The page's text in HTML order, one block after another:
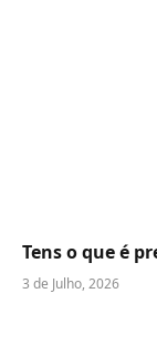
Tens o que é
3 de Julho, 2026